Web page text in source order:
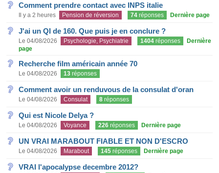
Comment prendre contact avec INPS italie
Il y a 2 heures Pension de réversion 74 réponses Dernière page
J'ai un QI de 160. Que puis je en conclure ?
Le 04/08/2026 Psychologie, Psychiatrie 1404 réponses
Dernière
page
Recherche film américain année 70
Le 04/08/2026 13 réponses
Comment avoir un renduvous de la consulat d'oran
Le 04/08/2026 Consulat 8 réponses
Qui est Nicole Delya ?
Le 04/08/2026 Voyance 226 réponses Dernière page
UN VRAI MARABOUT FIABLE ET NON D'ESCRO
Le 04/08/2026 Marabout 145 réponses Dernière page
VRAI l'apocalypse decembre 2012?